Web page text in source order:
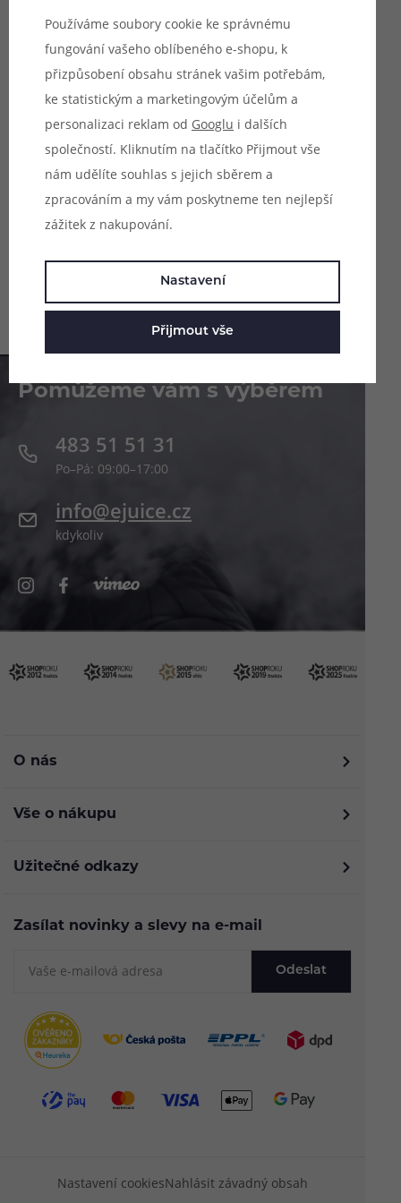
baterie, pro kapsle Lost Mary
TAPPO a Elf Bar ELFA, balení
149 Kč
baterie, pro kapsle Lost Mary
TAPPO a Elf Bar ELFA, balení
149 Kč
Video
(1)
Lost Mary TAPPO
baterie (750mAh) (Dark
Bronze)
Náhradní baterie Lost Mary
TAPPO s kapacitou 750 mAh,
19,4 mm, USB-C nabíjení,
Bar ELFA, balení 1 ks.
199 Kč
Pomůžeme vám s výběrem
483 51 51 31
Po–Pá: 09:00–17:00
info@ejuice.cz
kdykoliv
O nás
Vše o nákupu
Užitečné odkazy
Zasílat novinky a slevy na e-mail
Odeslat
Nastavení cookiesNahlásit závadný obsah
Používáme soubory cookie ke správnému
fungování vašeho oblíbeného e-shopu, k
přizpůsobení obsahu stránek vašim potřebám,
ke statistickým a marketingovým účelům a
personalizaci reklam od Googlu i dalších
společností. Kliknutím na tlačítko Přijmout vše
nám udělíte souhlas s jejich sběrem a
zpracováním a my vám poskytneme ten nejlepší
zážitek z nakupování.
Nastavení
Přijmout vše